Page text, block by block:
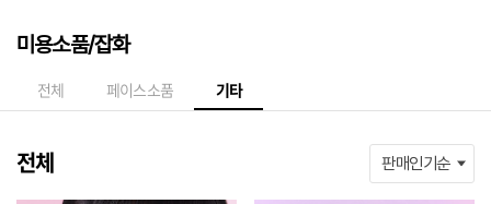
미용소품/잡화
전체 페이스소품 기타
전체